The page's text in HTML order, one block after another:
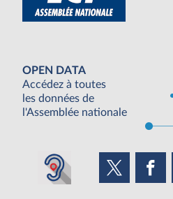
OPEN DATA
Accédez à toutes
les données de
l'Assemblée nationale